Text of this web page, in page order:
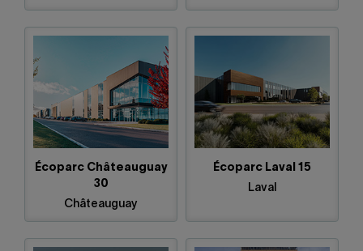
Écoparc Châteauguay
30
Châteauguay
Écoparc Laval 15
Laval